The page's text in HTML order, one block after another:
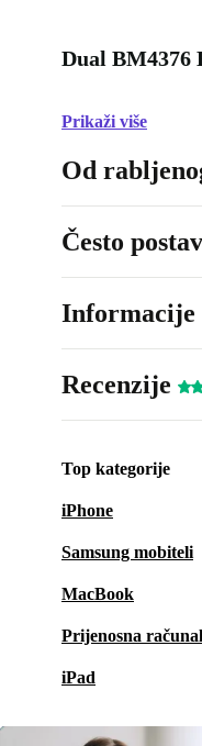
Dual BM4376
Prikaži više
Od
Često
Informacije
Recenzije
Top kategorije
iPhone
Samsung mobiteli
MacBook
Prijenosna
iPad